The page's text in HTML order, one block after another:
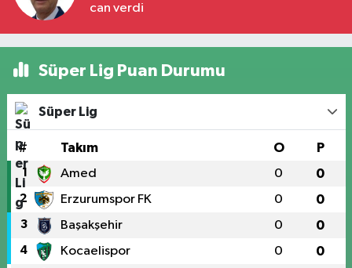
can verdi
Süper Lig Puan Durumu
Süper Lig
# Takım O P
1 Amed 0 0
2 Erzurumspor FK 0 0
3 Başakşehir 0 0
4 Kocaelispor 0 0